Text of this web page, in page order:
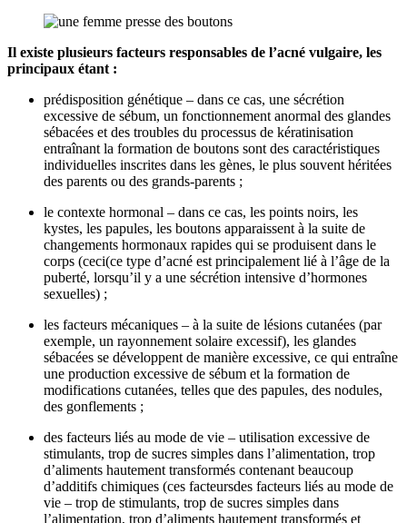
Il existe plusieurs facteurs responsables de l’acné vulgaire, les
principaux étant :
prédisposition génétique – dans ce cas, une sécrétion
excessive de sébum, un fonctionnement anormal des glandes
sébacées et des troubles du processus de kératinisation
entraînant la formation de boutons sont des caractéristiques
individuelles inscrites dans les gènes, le plus souvent héritées
des parents ou des grands-parents ;
le contexte hormonal – dans ce cas, les points noirs, les
kystes, les papules, les boutons apparaissent à la suite de
changements hormonaux rapides qui se produisent dans le
corps (ceci(ce type d’acné est principalement lié à l’âge de la
puberté, lorsqu’il y a une sécrétion intensive d’hormones
sexuelles) ;
les facteurs mécaniques – à la suite de lésions cutanées (par
exemple, un rayonnement solaire excessif), les glandes
sébacées se développent de manière excessive, ce qui entraîne
une production excessive de sébum et la formation de
modifications cutanées, telles que des papules, des nodules,
des gonflements ;
des facteurs liés au mode de vie – utilisation excessive de
stimulants, trop de sucres simples dans l’alimentation, trop
d’aliments hautement transformés contenant beaucoup
d’additifs chimiques (ces facteursdes facteurs liés au mode de
vie – trop de stimulants, trop de sucres simples dans
l’alimentation, trop d’aliments hautement transformés et